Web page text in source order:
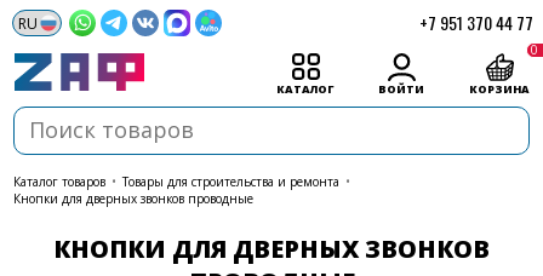
+7 951 370 44 77
КАТАЛОГ ВОЙТИ КОРЗИНА
0
каталог товаров • Товары для строительства и ремонта •
Кнопки для дверных звонков проводные
КНОПКИ ДЛЯ ДВЕРНЫХ ЗВОНКОВ